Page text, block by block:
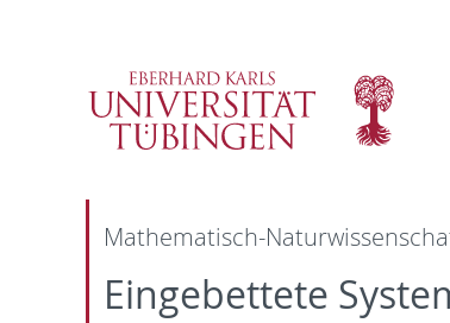
Mathematisch-
Eingebettete